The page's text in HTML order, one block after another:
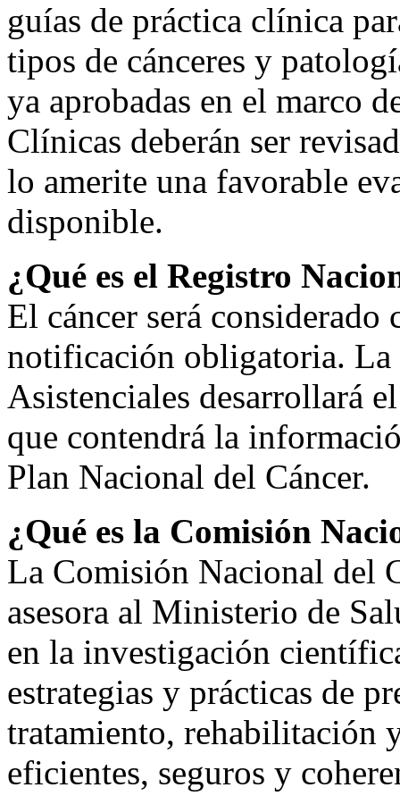
guías de práctica clínica
tipos de cánceres y
ya aprobadas en el marco
Clínicas deberán ser
lo amerite una favorable
disponible.
¿Qué es el Registro
El cáncer será considerado
notificación obligatoria. La
Asistenciales desarrollará
que contendrá la
Plan Nacional del Cáncer.
¿Qué es la Comisión
La Comisión Nacional del
asesora al Ministerio de
en la investigación
estrategias y prácticas de
tratamiento, rehabilitación
eficientes, seguros y